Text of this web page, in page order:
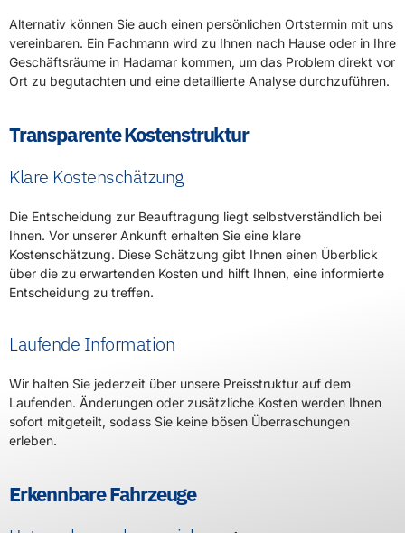
Alternativ können Sie auch einen persönlichen Ortstermin mit uns
vereinbaren. Ein Fachmann wird zu Ihnen nach Hause oder in Ihre
Geschäftsräume in Hadamar kommen, um das Problem direkt vor
Ort zu begutachten und eine detaillierte Analyse durchzuführen.
Transparente Kostenstruktur
Klare Kostenschätzung
Die Entscheidung zur Beauftragung liegt selbstverständlich bei
Ihnen. Vor unserer Ankunft erhalten Sie eine klare
Kostenschätzung. Diese Schätzung gibt Ihnen einen Überblick
über die zu erwartenden Kosten und hilft Ihnen, eine informierte
Entscheidung zu treffen.
Laufende Information
Wir halten Sie jederzeit über unsere Preisstruktur auf dem
Laufenden. Änderungen oder zusätzliche Kosten werden Ihnen
sofort mitgeteilt, sodass Sie keine bösen Überraschungen
erleben.
Erkennbare Fahrzeuge